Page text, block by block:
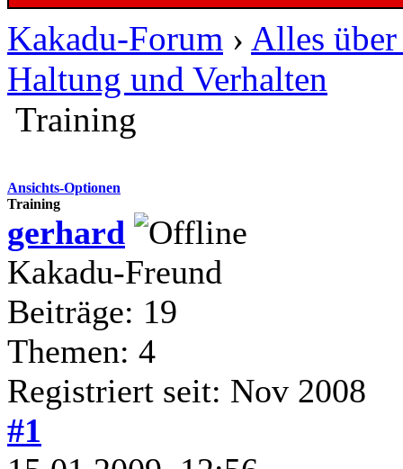
Kakadu-Forum › Alles
Haltung und Verhalten
Training
Ansichts-Optionen
Training
gerhard
Kakadu-Freund
Beiträge: 19
Themen: 4
Registriert seit: Nov 2008
#1